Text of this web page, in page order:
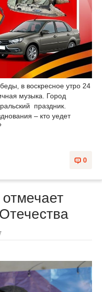
в воскресное утро 24
музыка. Город
праздник.
– кто уедет
0